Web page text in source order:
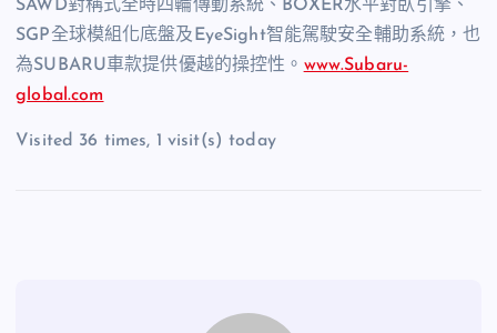
SAWD對稱式全時四輪傳動系統、BOXER水平對臥引擎、
SGP全球模組化底盤及EyeSight智能駕駛安全輔助系統，也
為SUBARU車款提供優越的操控性。 www.Subaru-
global.com
Visited 36 times, 1 visit(s) today